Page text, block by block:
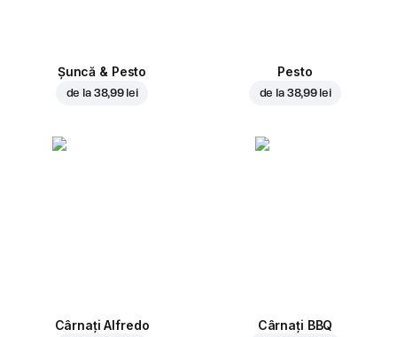
Șuncă & Pesto
de la 38,99 lei
Pesto
de la 38,99 lei
Cârnați Alfredo Cârnați BBQ